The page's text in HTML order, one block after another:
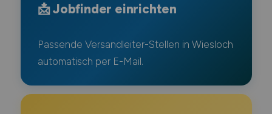
📩 Jobfinder einrichten
Passende Versandleiter-Stellen in Wiesloch
automatisch per E-Mail.